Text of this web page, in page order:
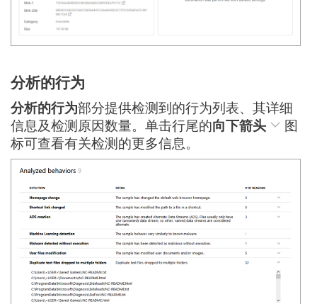
分析的行为
分析的行为部分提供检测到的行为列表、其详细
信息及检测原因数量。单击行尾的向下箭头
图
标可查看有关检测的更多信息。